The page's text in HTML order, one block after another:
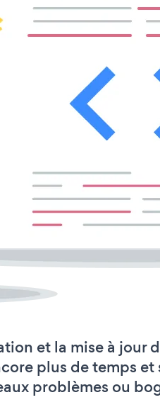
et la mise à jour
plus de temps
problèmes ou